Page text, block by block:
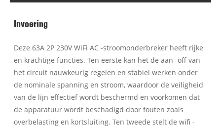
Invoering
Deze 63A 2P 230V WiFi AC -stroomonderbreker heeft rijke
en krachtige functies. Ten eerste kan het de aan -off van
het circuit nauwkeurig regelen en stabiel werken onder
de nominale spanning en stroom, waardoor de veiligheid
van de lijn effectief wordt beschermd en voorkomen dat
de apparatuur wordt beschadigd door fouten zoals
overbelasting en kortsluiting. Ten tweede stelt de wifi -